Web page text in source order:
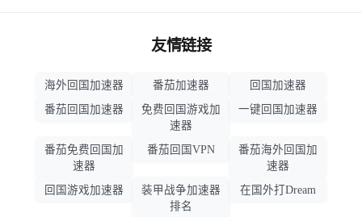
友情链接
海外回国加速器 番茄加速器
回国加速器
番茄回国加速器
免费回国游戏加
速器
一键回国加速器
番茄免费回国加
速器
番茄回国VPN
番茄海外回国加
速器
回国游戏加速器
装甲战争加速器
排名
在国外打Dream